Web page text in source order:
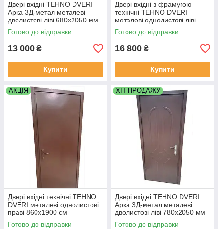
Двері вхідні TEHNO DVERI
Арка 3Д-метал металеві
дволистові ліві 680х2050 мм
Коричневий
Готово до відправки
13 000 ₴
Купити
Двері вхідні з фрамугою
технічні TEHNO DVERI
металеві однолистові ліві
700х2300 мм Білий
Готово до відправки
16 800 ₴
Купити
АКЦІЯ
Двері вхідні технічні TEHNO
DVERI металеві однолистові
праві 860х1900 см
Коричневий
Готово до відправки
ХІТ ПРОДАЖУ
Двері вхідні TEHNO DVERI
Арка 3Д-метал металеві
дволистові ліві 780х2050 мм
Коричневий
Готово до відправки